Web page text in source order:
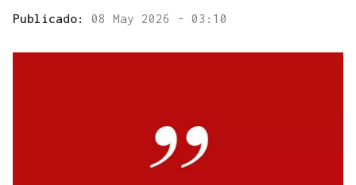
Publicado: 08 May 2026 - 03:10